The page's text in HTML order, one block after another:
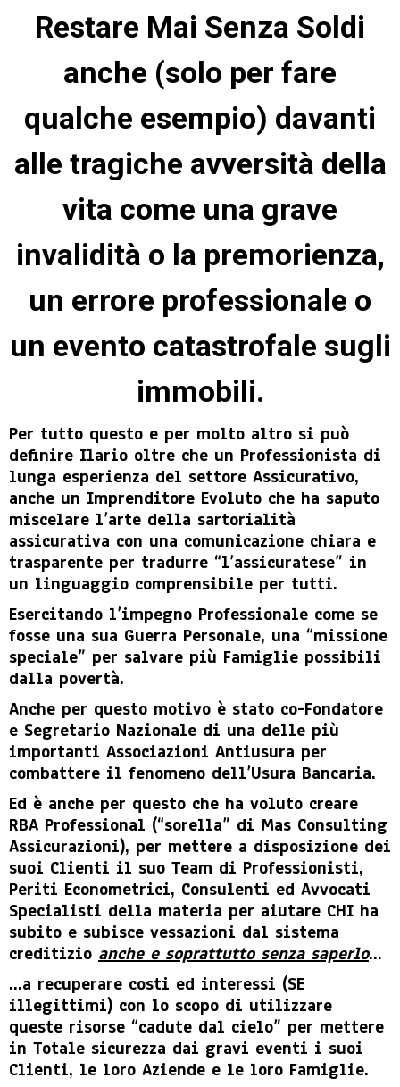
Restare Mai Senza Soldi
anche (solo per fare
qualche esempio) davanti
alle tragiche avversità della
vita come una grave
invalidità o la premorienza,
un errore professionale o
un evento catastrofale sugli
immobili.
Per tutto questo e per molto altro si può
definire Ilario oltre che un Professionista di
lunga esperienza del settore Assicurativo,
anche un Imprenditore Evoluto che ha saputo
miscelare l’arte della sartorialità
assicurativa con una comunicazione chiara e
trasparente per tradurre “l’assicuratese” in
un linguaggio comprensibile per tutti.
Esercitando l’impegno Professionale come se
fosse una sua Guerra Personale, una “missione
speciale” per salvare più Famiglie possibili
dalla povertà.
Anche per questo motivo è stato co-Fondatore
e Segretario Nazionale di una delle più
importanti Associazioni Antiusura per
combattere il fenomeno dell’Usura Bancaria.
Ed è anche per questo che ha voluto creare
RBA Professional (“sorella” di Mas Consulting
Assicurazioni), per mettere a disposizione dei
suoi Clienti il suo Team di Professionisti,
Periti Econometrici, Consulenti ed Avvocati
Specialisti della materia per aiutare CHI ha
subito e subisce vessazioni dal sistema
creditizio anche e soprattutto senza saperlo…
…a recuperare costi ed interessi (SE
illegittimi) con lo scopo di utilizzare
queste risorse “cadute dal cielo” per mettere
in Totale sicurezza dai gravi eventi i suoi
Clienti, le loro Aziende e le loro Famiglie.